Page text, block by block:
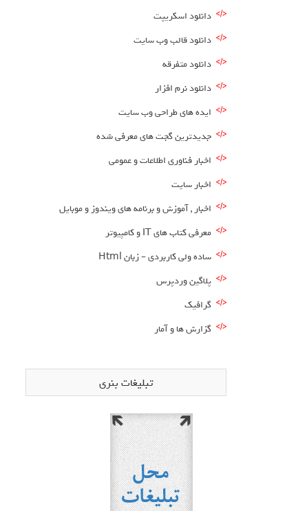
دانلود اسکریپت
دانلود قالب وب سایت
دانلود متفرقه
دانلود نرم افزار
ایده های طراحی وب سایت
جدیدترین گجت های معرفی شده
اخبار فناوری اطلاعات و عمومی
اخبار سایت
اخبار , آموزش و برنامه های ویندوز و موبایل
معرفی کتاب های IT و کامپیوتر
ساده ولی کاربردی – زبان Html
پلاگین وردپرس
گرافیک
گزارش ها و آمار
تبلیغات بنری